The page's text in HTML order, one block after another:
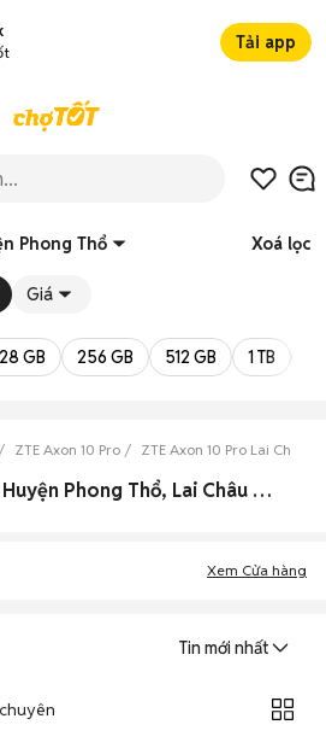
Tải app
Phong Thổ Xoá lọc
Giá
GB 256 GB 512 GB 1 TB
ZTE Axon 10 Pro ZTE Axon 10 Pro Lai Châu
0 Zte Axon 10 Pro cũ Huyện Phong Thổ, Lai Châu đẹp
Xem Cửa hàng
Tin mới nhất